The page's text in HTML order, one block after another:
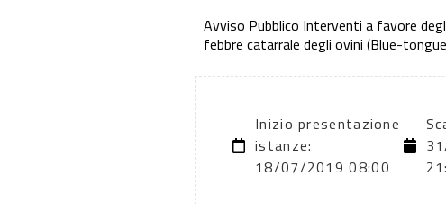
Avviso Pubblico Interventi a favore
febbre catarrale degli ovini (Blue-
Inizio presentazione
istanze:
18/07/2019 08:00